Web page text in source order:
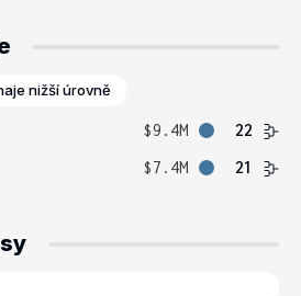
nižší úrovně
$9.4M
22
$7.4M 21